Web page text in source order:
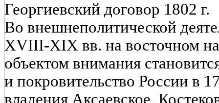
Георгиевский договор 1802 г.
Во внешнеполитической
XVIII-XIX вв. на восточном
объектом внимания
и покровительство России в
владения Аксаевское,